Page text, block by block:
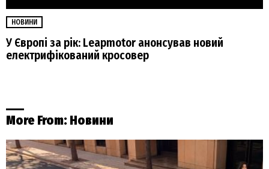
НОВИНИ
У Європі за рік: Leapmotor анонсував новий
електрифікований кросовер
More From: Новини